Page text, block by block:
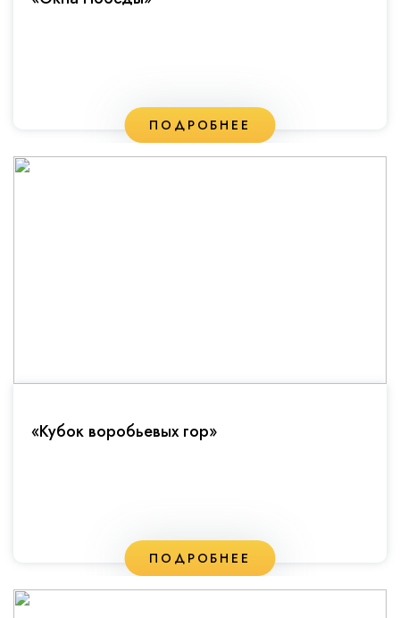
ПОДРОБНЕЕ
«Кубок воробьевых гор»
ПОДРОБНЕЕ